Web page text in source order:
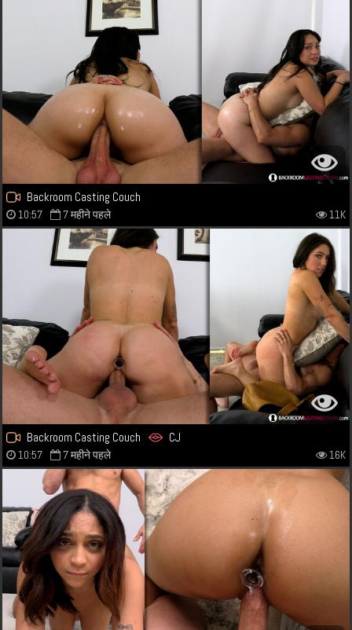
Backroom Casting Couch
10:57 7 महीने पहले 11K
Backroom Casting Couch CJ
10:57 7 महीने पहले 16K